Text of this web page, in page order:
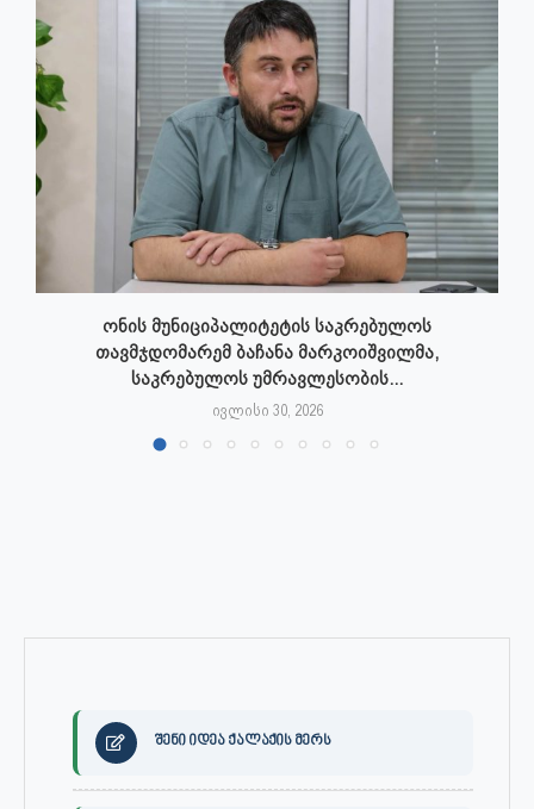
ონის მუნიციპალიტეტის საკრებულოს
თავმჯდომარემ ბაჩანა მარკოიშვილმა,
საკრებულოს უმრავლესობის...
ივლისი 30, 2026
შენი იდეა ქალაქის მერს